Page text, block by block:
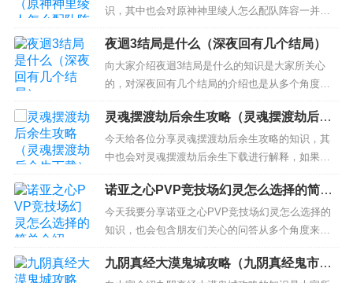
怎么打装备 4、传奇怎么玩教程新手？ 5、热血传
奇...
识，其中也会对原神神里绫人怎么配队阵容一并介
绍，如果能碰巧解决你现在面临的问题，别忘了关
注本站，现在开始吧！ 本文目录一览： 1、原神绫
人怎么配队？ 2、原神神里绫人主c阵容推荐 3、原
神神里绫人阵容搭配 4、原神凌人圣遗物搭配推荐
5、原神...
夜迴3结局是什么（深夜回有几个结局）
向大家介绍夜迴3结局是什么的知识是大家所关心
的，对深夜回有几个结局的介绍也是从多个角度来
解答，希望可以让大家解决现在的问题！ 本文目录
一览：介绍夜迴3结局是什么的内容就到这里，如果
有更多关于深夜回有几个结局的问题请到本站进行
搜索。...
灵魂摆渡劫后余生攻略（灵魂摆渡劫后余
生下载）
今天给各位分享灵魂摆渡劫后余生攻略的知识，其
中也会对灵魂摆渡劫后余生下载进行解释，如果能
碰巧解决你现在面临的问题，别忘了关注本站，现
在开始吧！ 本文目录一览： 1、马焦雷别墅屋顶的
蓝图怎么拿 2、灵魂摆渡人后记任务怎么完成 3、sp
iritfarer达莉亚怎么上船 4、灵魂摆渡3劫后余生...
诺亚之心PVP竞技场幻灵怎么选择的简单
介绍
今天我要分享诺亚之心PVP竞技场幻灵怎么选择的
知识，也会包含朋友们关心的问答从多个角度来解
答，我希望能够解决你现在遇到的问题！ 本文目录
一览： 1、《诺亚之心》PVP竞技场幻灵选择推荐
九阴真经大漠鬼城攻略（九阴真经鬼市怎
么去）